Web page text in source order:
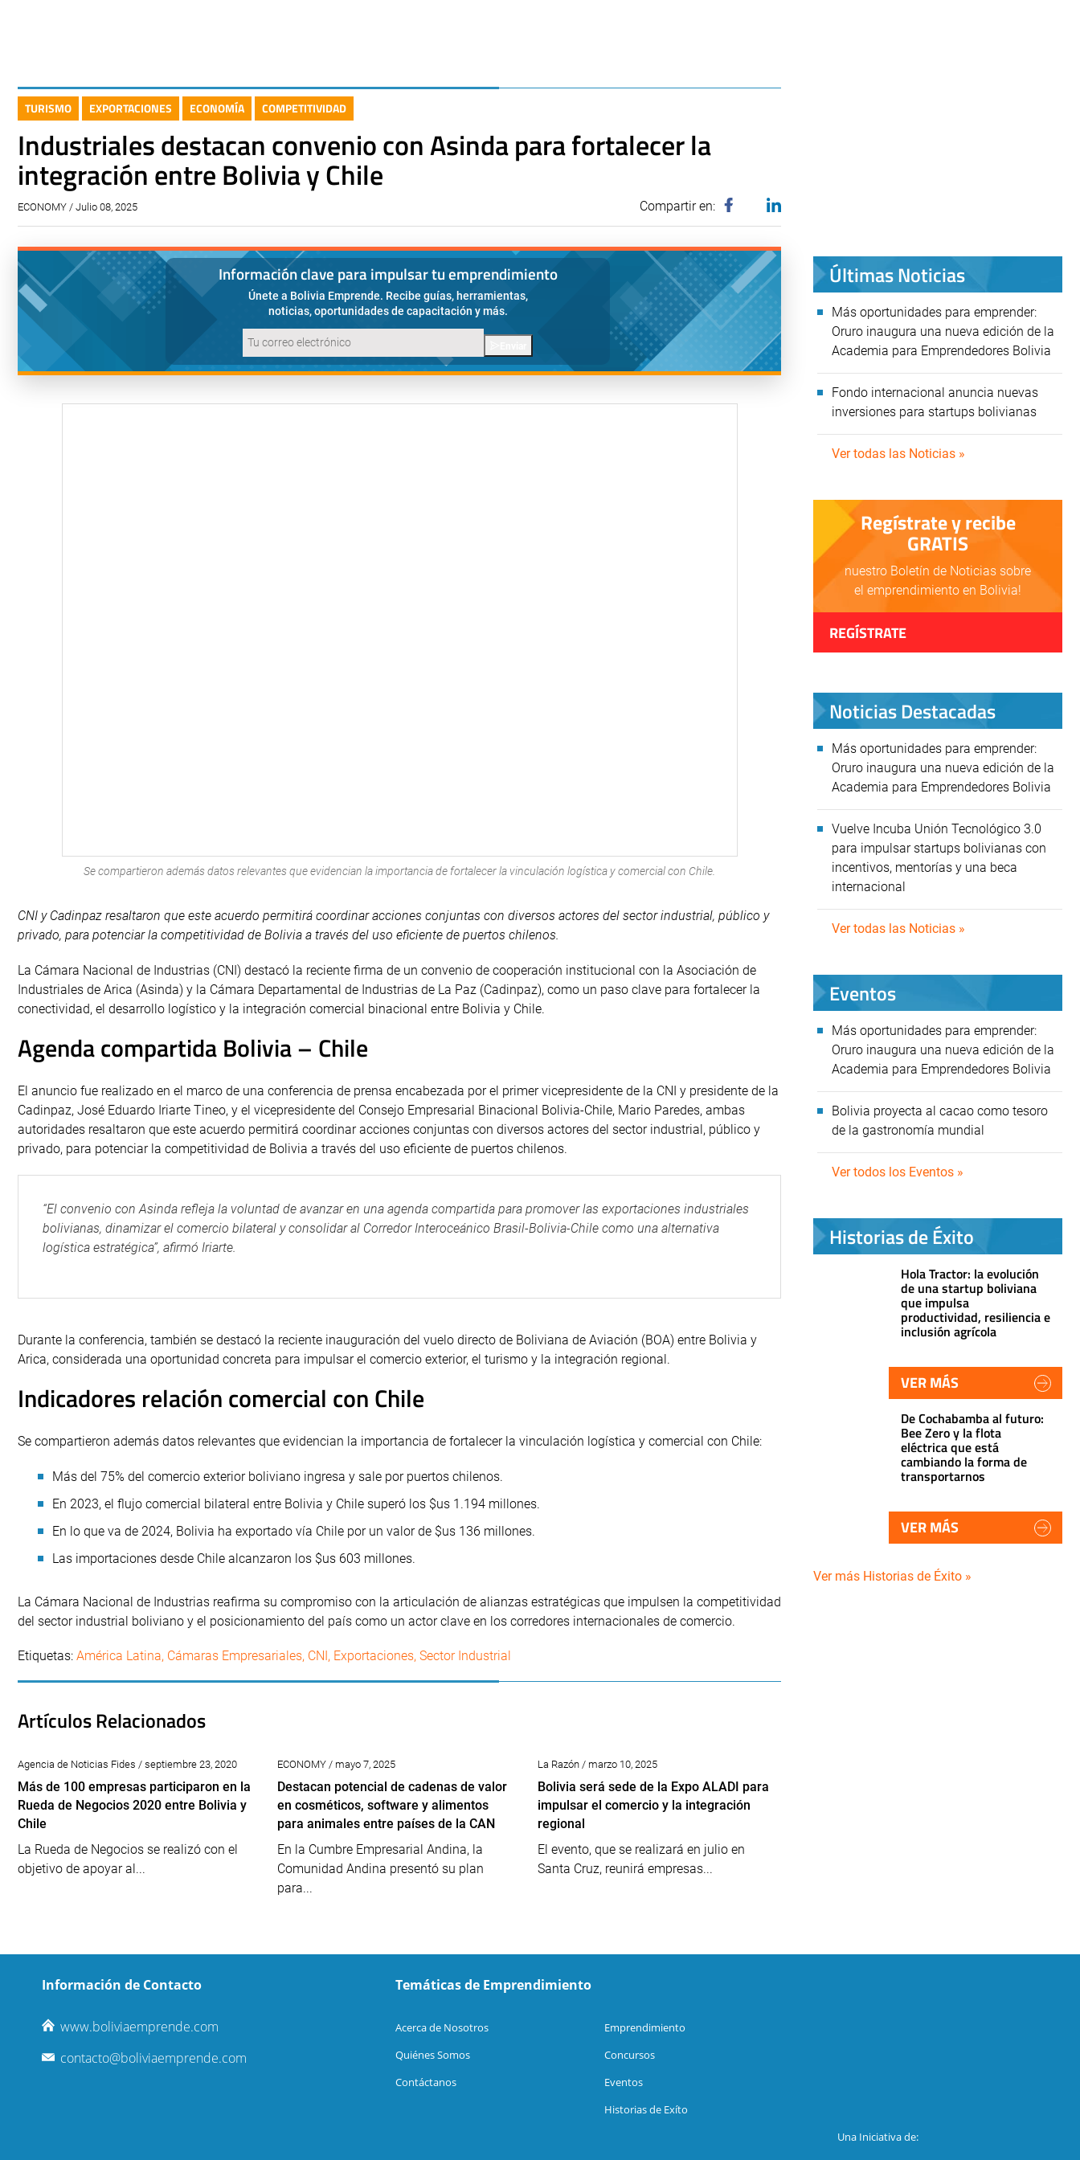
TURISMO EXPORTACIONES ECONOMÍA COMPETITIVIDAD
Industriales destacan convenio con Asinda para fortalecer la
integración entre Bolivia y Chile
ECONOMY / Julio 08, 2025 Compartir en:
Información clave para impulsar tu emprendimiento
Únete a Bolivia Emprende. Recibe guías, herramientas,
noticias, oportunidades de capacitación y más.
Se compartieron además datos relevantes que evidencian la importancia de fortalecer la vinculación logística y comercial con Chile.
CNI y Cadinpaz resaltaron que este acuerdo permitirá coordinar acciones conjuntas con diversos actores del sector industrial, público y
privado, para potenciar la competitividad de Bolivia a través del uso eficiente de puertos chilenos.
La Cámara Nacional de Industrias (CNI) destacó la reciente firma de un convenio de cooperación institucional con la Asociación de
Industriales de Arica (Asinda) y la Cámara Departamental de Industrias de La Paz (Cadinpaz), como un paso clave para fortalecer la
conectividad, el desarrollo logístico y la integración comercial binacional entre Bolivia y Chile.
Agenda compartida Bolivia – Chile
El anuncio fue realizado en el marco de una conferencia de prensa encabezada por el primer vicepresidente de la CNI y presidente de la
Cadinpaz, José Eduardo Iriarte Tineo, y el vicepresidente del Consejo Empresarial Binacional Bolivia-Chile, Mario Paredes, ambas
autoridades resaltaron que este acuerdo permitirá coordinar acciones conjuntas con diversos actores del sector industrial, público y
privado, para potenciar la competitividad de Bolivia a través del uso eficiente de puertos chilenos.
“El convenio con Asinda refleja la voluntad de avanzar en una agenda compartida para promover las exportaciones industriales
bolivianas, dinamizar el comercio bilateral y consolidar al Corredor Interoceánico Brasil-Bolivia-Chile como una alternativa
logística estratégica”, afirmó Iriarte.
Durante la conferencia, también se destacó la reciente inauguración del vuelo directo de Boliviana de Aviación (BOA) entre Bolivia y
Arica, considerada una oportunidad concreta para impulsar el comercio exterior, el turismo y la integración regional.
Indicadores relación comercial con Chile
Se compartieron además datos relevantes que evidencian la importancia de fortalecer la vinculación logística y comercial con Chile:
Más del 75% del comercio exterior boliviano ingresa y sale por puertos chilenos.
En 2023, el flujo comercial bilateral entre Bolivia y Chile superó los $us 1.194 millones.
En lo que va de 2024, Bolivia ha exportado vía Chile por un valor de $us 136 millones.
Las importaciones desde Chile alcanzaron los $us 603 millones.
La Cámara Nacional de Industrias reafirma su compromiso con la articulación de alianzas estratégicas que impulsen la competitividad
del sector industrial boliviano y el posicionamiento del país como un actor clave en los corredores internacionales de comercio.
Etiquetas: América Latina, Cámaras Empresariales, CNI, Exportaciones, Sector Industrial
Artículos Relacionados
Agencia de Noticias Fides / septiembre 23, 2020
Más de 100 empresas participaron en la
Rueda de Negocios 2020 entre Bolivia y
Chile
La Rueda de Negocios se realizó con el
objetivo de apoyar al...
ECONOMY / mayo 7, 2025
Destacan potencial de cadenas de valor
en cosméticos, software y alimentos
para animales entre países de la CAN
En la Cumbre Empresarial Andina, la
Comunidad Andina presentó su plan
para...
La Razón / marzo 10, 2025
Bolivia será sede de la Expo ALADI para
impulsar el comercio y la integración
regional
El evento, que se realizará en julio en
Santa Cruz, reunirá empresas...
Últimas Noticias
Más oportunidades para emprender:
Oruro inaugura una nueva edición de la
Academia para Emprendedores Bolivia
Fondo internacional anuncia nuevas
inversiones para startups bolivianas
Ver todas las Noticias »
Regístrate y recibe
GRATIS
nuestro Boletín de Noticias sobre
el emprendimiento en Bolivia!
REGÍSTRATE
Noticias Destacadas
Más oportunidades para emprender:
Oruro inaugura una nueva edición de la
Academia para Emprendedores Bolivia
Vuelve Incuba Unión Tecnológico 3.0
para impulsar startups bolivianas con
incentivos, mentorías y una beca
internacional
Ver todas las Noticias »
Eventos
Más oportunidades para emprender:
Oruro inaugura una nueva edición de la
Academia para Emprendedores Bolivia
Bolivia proyecta al cacao como tesoro
de la gastronomía mundial
Ver todos los Eventos »
Historias de Éxito
Hola Tractor: la evolución
de una startup boliviana
que impulsa
productividad, resiliencia e
inclusión agrícola
VER MÁS
De Cochabamba al futuro:
Bee Zero y la flota
eléctrica que está
cambiando la forma de
transportarnos
VER MÁS
Ver más Historias de Éxito »
Información de Contacto
www.boliviaemprende.com
contacto@boliviaemprende.com
Temáticas de Emprendimiento
Acerca de Nosotros
Quiénes Somos
Contáctanos
Emprendimiento
Concursos
Eventos
Historias de Exíto
Una Iniciativa de: